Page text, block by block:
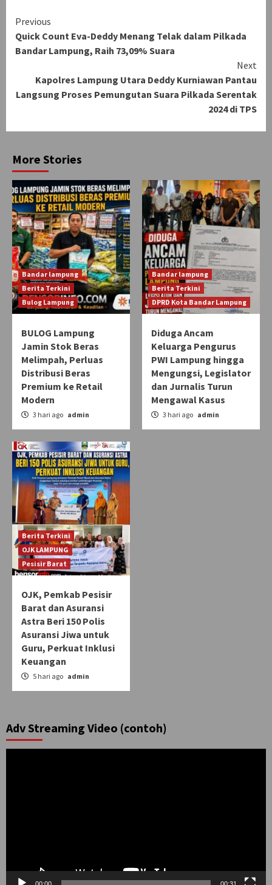
Continue
Reading
Previous
Quick Count Eva-Deddy Menang Telak dalam Pilkada
Bandar Lampung, Raih 73,09% Suara
Next
Kapolres Lampung Utara Deddy Kurniawan Pantau
Langsung Proses Pemungutan Suara Pilkada Serentak
2024 di TPS
More Stories
Bandar lampung
Berita Terkini
Bulog Lampung
BULOG Lampung
Jamin Stok Beras
Melimpah, Perluas
Distribusi Beras
Premium ke Retail
Modern
3 hari ago admin
Bandar lampung
Berita Terkini
DPRD Kota Bandar Lampung
Diduga Ancam
Keluarga Pengurus
PWI Lampung hingga
Mengungsi, Legislator
dan Jurnalis Turun
Mengawal Kasus
3 hari ago admin
Berita Terkini
OJK LAMPUNG
Pesisir Barat
OJK, Pemkab Pesisir
Barat dan Asuransi
Astra Beri 150 Polis
Asuransi Jiwa untuk
Guru, Perkuat Inklusi
Keuangan
5 hari ago admin
Adv Streaming Video (contoh)